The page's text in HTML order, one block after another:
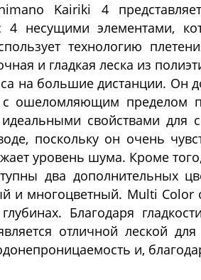
Kairiki 4
4 несущими элементами,
технологию
и гладкая леска из
на большие дистанции. Он
ошеломляющим пределом
идеальными свойствами для
поскольку он очень
уровень шума. Кроме
два дополнительных
и многоцветный. Multi Color
Благодаря
отличной леской
и,